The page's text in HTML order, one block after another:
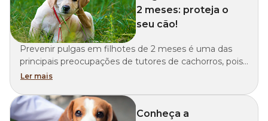
2 meses: proteja o
seu cão!
Prevenir pulgas em filhotes de 2 meses é uma das
principais preocupações de tutores de cachorros, pois
nessa fase da vida o organismo do cão ainda é muito
protegido da infestação desses parasitas!
Ler mais
Conheça a